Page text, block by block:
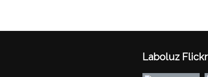
Laboluz Flickr